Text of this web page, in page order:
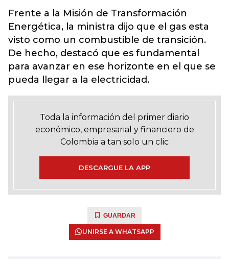
Frente a la Misión de Transformación
Energética, la ministra dijo que el gas esta
visto como un combustible de transición.
De hecho, destacó que es fundamental
para avanzar en ese horizonte en el que se
pueda llegar a la electricidad.
Toda la información del primer diario
económico, empresarial y financiero de
Colombia a tan solo un clic
DESCARGUE LA APP
GUARDAR
UNIRSE A WHATSAPP